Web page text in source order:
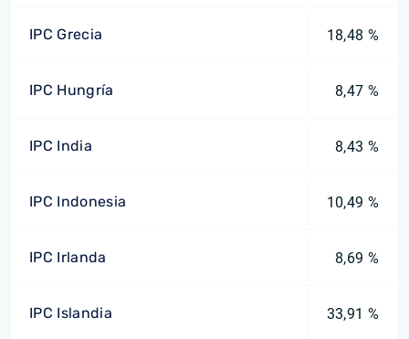
IPC Grecia 18,48 %
IPC Hungría 8,47 %
IPC India 8,43 %
IPC Indonesia 10,49 %
IPC Irlanda 8,69 %
IPC Islandia 33,91 %